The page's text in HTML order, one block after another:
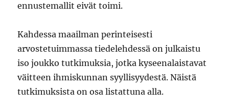
ennustemallit eivät toimi.
Kahdessa maailman perinteisesti
arvostetuimmassa tiedelehdessä on julkaistu
iso joukko tutkimuksia, jotka kyseenalaistavat
väitteen ihmiskunnan syyllisyydestä. Näistä
tutkimuksista on osa listattuna alla.